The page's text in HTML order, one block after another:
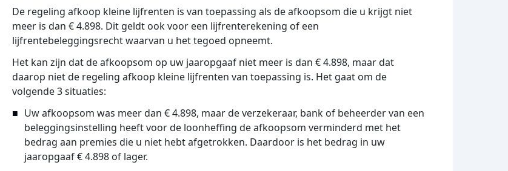
De regeling afkoop kleine lijfrenten is van toepassing als de afkoopsom die u krijgt niet
meer is dan € 4.898. Dit geldt ook voor een lijfrenterekening of een
lijfrentebeleggingsrecht waarvan u het tegoed opneemt.
Het kan zijn dat de afkoopsom op uw jaaropgaaf niet meer is dan € 4.898, maar dat
daarop niet de regeling afkoop kleine lijfrenten van toepassing is. Het gaat om de
volgende 3 situaties:
Uw afkoopsom was meer dan € 4.898, maar de verzekeraar, bank of beheerder van een
beleggingsinstelling heeft voor de loonheffing de afkoopsom verminderd met het
bedrag aan premies die u niet hebt afgetrokken. Daardoor is het bedrag in uw
jaaropgaaf € 4.898 of lager.